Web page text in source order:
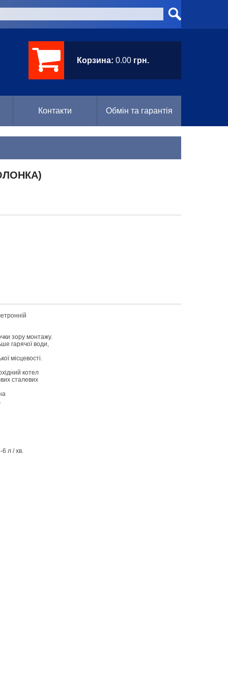
Корзина: 0.00 грн.
Контакти Обмін та гарантія
зору монтажу.
гарячої води,
місцевості.
котел
сталевих
6 л / хв.